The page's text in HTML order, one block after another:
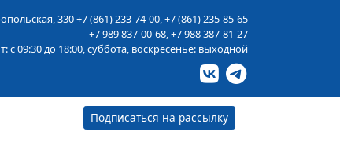
330+7 (861) 233-74-00,+7 (861) 235-85-65
+7 989 837-00-68,+7 988 387-81-27
с 09:30 до 18:00, суббота, воскресенье: выходной
Подписаться на рассылку